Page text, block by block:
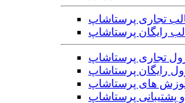
تجاری پرستاشاپ
رایگان پرستاشاپ
تجاری پرستاشاپ
رایگان پرستاشاپ
های پرستاشاپ
پشتیبانی پرستاشاپ